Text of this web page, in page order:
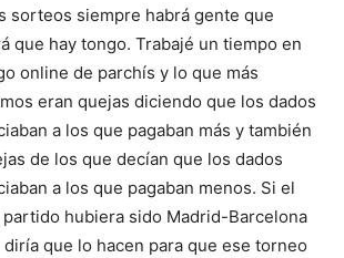
sorteos siempre habrá gente que
que hay tongo. Trabajé un tiempo en
online de parchís y lo que más
eran quejas diciendo que los dados
a los que pagaban más y también
de los que decían que los dados
a los que pagaban menos. Si el
hubiera sido Madrid-Barcelona
que lo hacen para que ese torneo